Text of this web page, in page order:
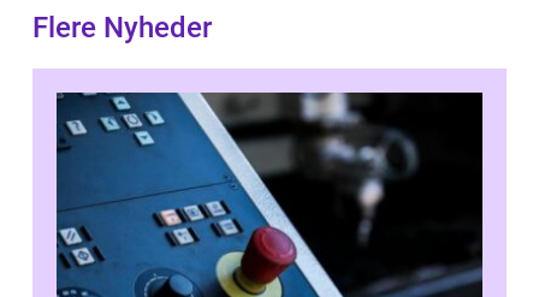
Flere Nyheder